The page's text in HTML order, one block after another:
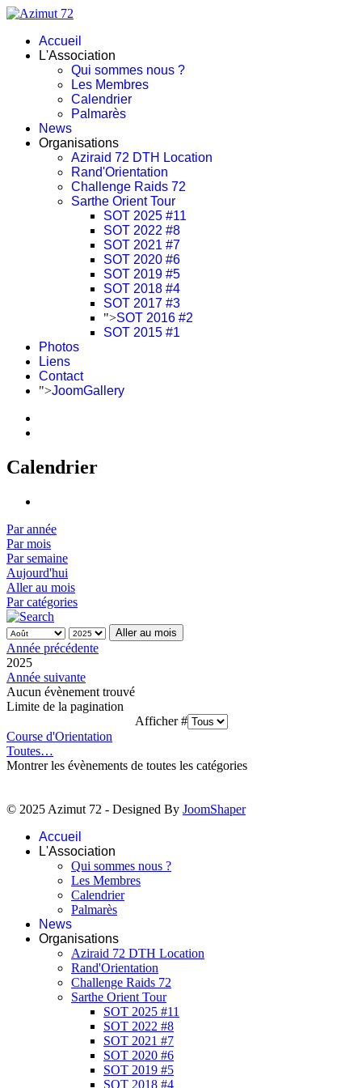
Accueil
L'Association
Qui sommes nous ?
Les Membres
Calendrier
Palmarès
News
Organisations
Aziraid 72 DTH Location
Rand'Orientation
Challenge Raids 72
Sarthe Orient Tour
SOT 2025 #11
SOT 2022 #8
SOT 2021 #7
SOT 2020 #6
SOT 2019 #5
SOT 2018 #4
SOT 2017 #3
">SOT 2016 #2
SOT 2015 #1
Photos
Liens
Contact
">JoomGallery
Calendrier
Par année
Par mois
Par semaine
Aujourd'hui
Aller au mois
Par catégories
Aller au mois
Année précédente
2025
Année suivante
Aucun évènement trouvé
Limite de la pagination
Afficher #
Course d'Orientation
Toutes…
Montrer les évènements de toutes les catégories
© 2025 Azimut 72 - Designed By JoomShaper
Accueil
L'Association
Qui sommes nous ?
Les Membres
Calendrier
Palmarès
News
Organisations
Aziraid 72 DTH Location
Rand'Orientation
Challenge Raids 72
Sarthe Orient Tour
SOT 2025 #11
SOT 2022 #8
SOT 2021 #7
SOT 2020 #6
SOT 2019 #5
SOT 2018 #4